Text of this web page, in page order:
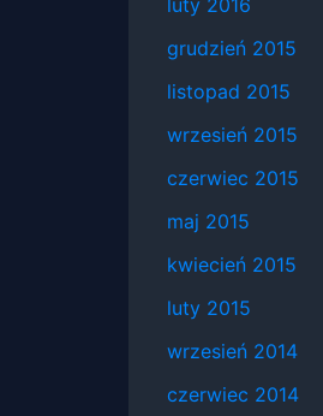
luty 2016
grudzień 2015
listopad 2015
wrzesień 2015
czerwiec 2015
maj 2015
kwiecień 2015
luty 2015
wrzesień 2014
czerwiec 2014